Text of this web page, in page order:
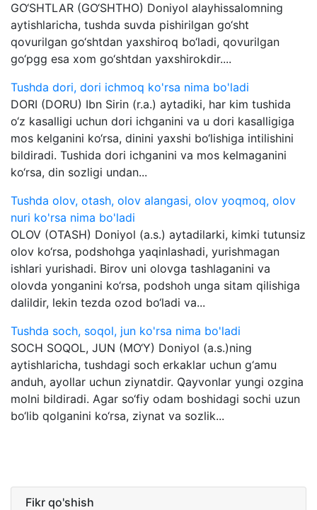
GO‘SHTLAR (GO‘SHTHO) Doniyol alayhissalomning
aytishlaricha, tushda suvda pishirilgan go‘sht
qovurilgan go‘shtdan yaxshiroq bo‘ladi, qovurilgan
go‘pgg esa xom go‘shtdan yaxshirokdir....
Tushda dori, dori ichmoq ko'rsa nima bo'ladi
DORI (DORU) Ibn Sirin (r.a.) aytadiki, har kim tushida
o‘z kasalligi uchun dori ichganini va u dori kasalligiga
mos kelganini ko‘rsa, dinini yaxshi bo‘lishiga intilishini
bildiradi. Tushida dori ichganini va mos kelmaganini
ko‘rsa, din sozligi undan...
Tushda olov, otash, olov alangasi, olov yoqmoq, olov
nuri ko'rsa nima bo'ladi
OLOV (OTASH) Doniyol (a.s.) aytadilarki, kimki tutunsiz
olov ko‘rsa, podshohga yaqinlashadi, yurishmagan
ishlari yurishadi. Birov uni olovga tashlaganini va
olovda yonganini ko‘rsa, podshoh unga sitam qilishiga
dalildir, lekin tezda ozod bo‘ladi va...
Tushda soch, soqol, jun ko'rsa nima bo'ladi
SOCH SOQOL, JUN (MO‘Y) Doniyol (a.s.)ning
aytishlaricha, tushdagi soch erkaklar uchun g‘amu
anduh, ayollar uchun ziynatdir. Qayvonlar yungi ozgina
molni bildiradi. Agar so‘fiy odam boshidagi sochi uzun
bo‘lib qolganini ko‘rsa, ziynat va sozlik...
Fikr qo'shish